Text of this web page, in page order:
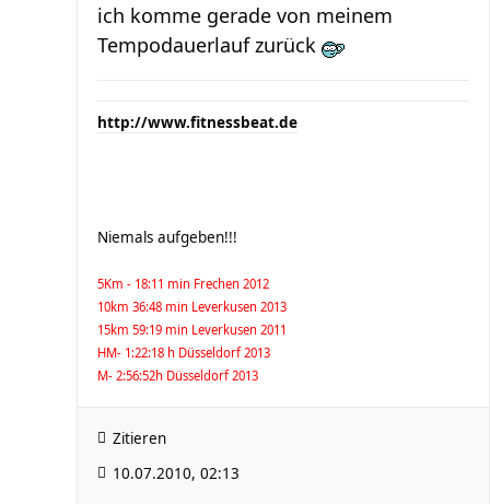
ich komme gerade von meinem
Tempodauerlauf zurück
http://www.fitnessbeat.de
Niemals aufgeben!!!
5Km - 18:11 min Frechen 2012
10km 36:48 min Leverkusen 2013
15km 59:19 min Leverkusen 2011
HM- 1:22:18 h Düsseldorf 2013
M- 2:56:52h Düsseldorf 2013
Zitieren
10.07.2010, 02:13